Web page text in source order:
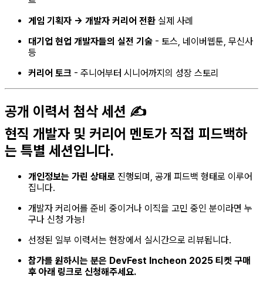
게임 기획자 → 개발자 커리어 전환 실제 사례
대기업 현업 개발자들의 실전 기술 - 토스, 네이버웹툰, 무신사
등
커리어 토크 - 주니어부터 시니어까지의 성장 스토리
공개 이력서 첨삭 세션 ✍️
현직 개발자 및 커리어 멘토가 직접 피드백하
는 특별 세션입니다.
개인정보는 가린 상태로 진행되며, 공개 피드백 형태로 이루어
집니다.
개발자 커리어를 준비 중이거나 이직을 고민 중인 분이라면 누
구나 신청 가능!
선정된 일부 이력서는 현장에서 실시간으로 리뷰됩니다.
참가를 원하시는 분은 DevFest Incheon 2025 티켓 구매
후 아래 링크로 신청해주세요.